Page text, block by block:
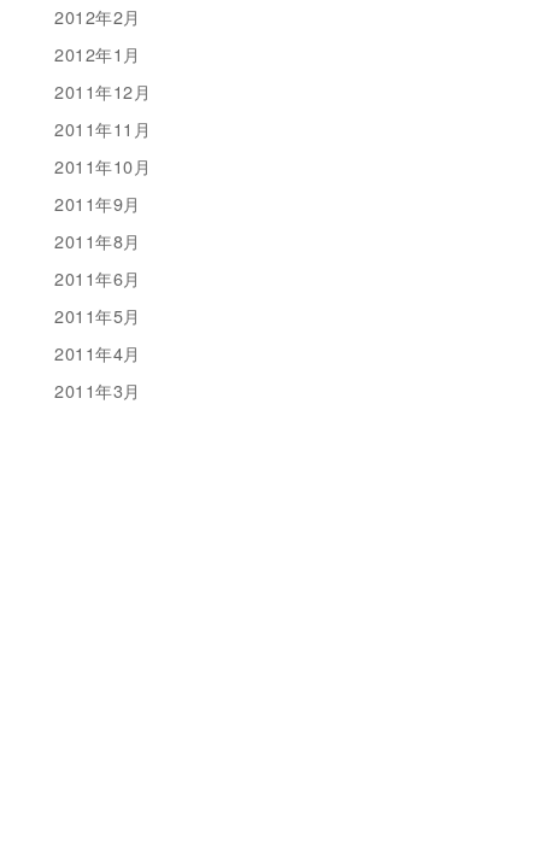
2012年2月
2012年1月
2011年12月
2011年11月
2011年10月
2011年9月
2011年8月
2011年6月
2011年5月
2011年4月
2011年3月